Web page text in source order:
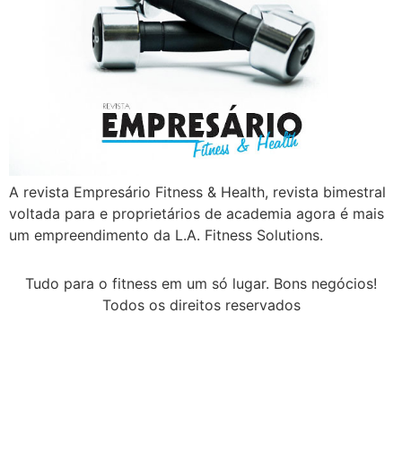
A revista Empresário Fitness & Health, revista bimestral
voltada para e proprietários de academia agora é mais
um empreendimento da L.A. Fitness Solutions.
Tudo para o fitness em um só lugar. Bons negócios!
Todos os direitos reservados